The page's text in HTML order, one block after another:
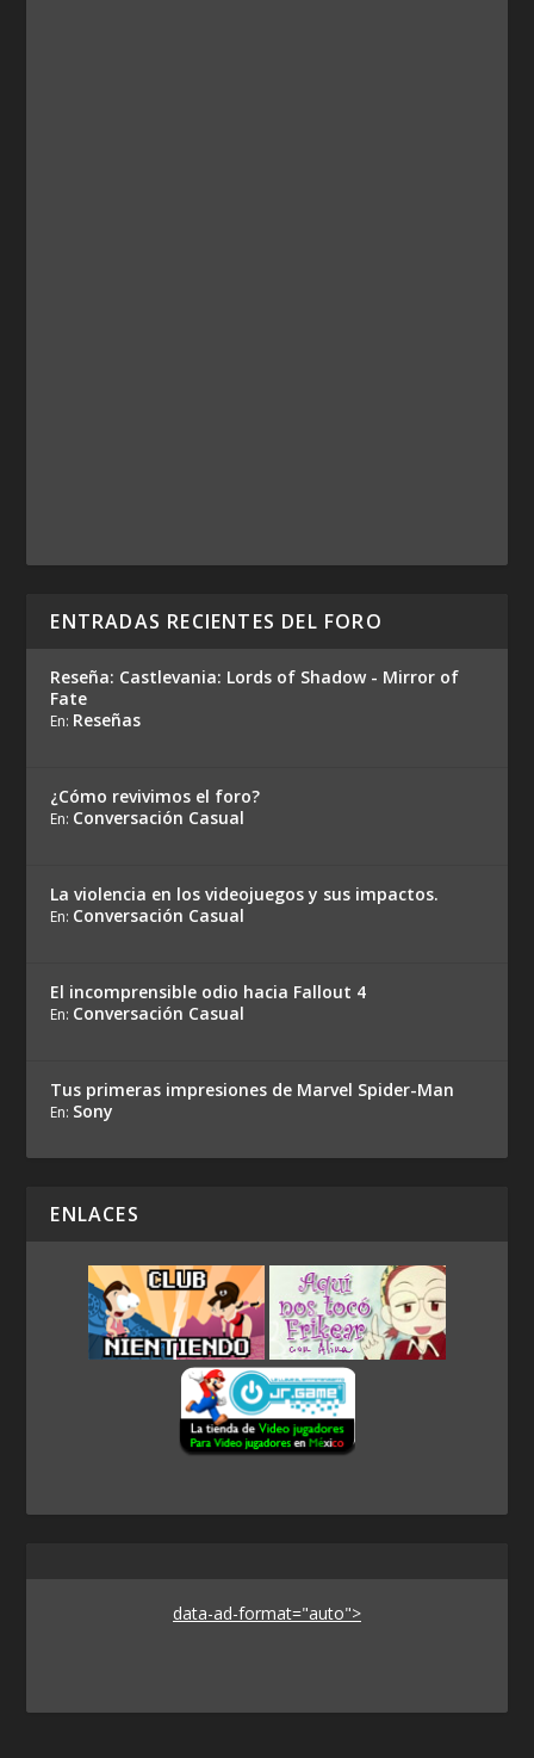
ENTRADAS RECIENTES DEL FORO
Reseña: Castlevania: Lords of Shadow - Mirror of
Fate
En: Reseñas
¿Cómo revivimos el foro?
En: Conversación Casual
La violencia en los videojuegos y sus impactos.
En: Conversación Casual
El incomprensible odio hacia Fallout 4
En: Conversación Casual
Tus primeras impresiones de Marvel Spider-Man
En: Sony
ENLACES
data-ad-format="auto">